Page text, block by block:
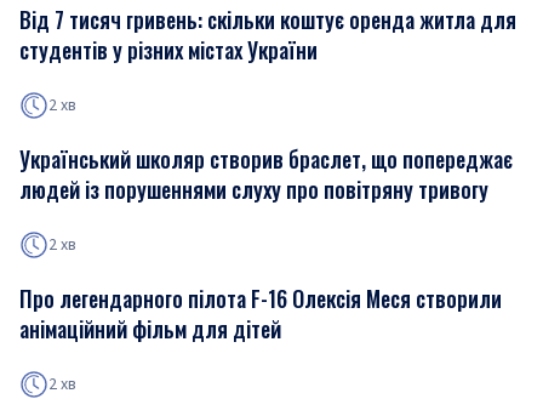
Від 7 тисяч гривень: скільки коштує оренда житла для
студентів у різних містах України
2 хв
Український школяр створив браслет, що попереджає
людей із порушеннями слуху про повітряну тривогу
2 хв
Про легендарного пілота F-16 Олексія Меся створили
анімаційний фільм для дітей
2 хв